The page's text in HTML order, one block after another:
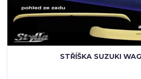
STŘÍŠKA SUZUKI